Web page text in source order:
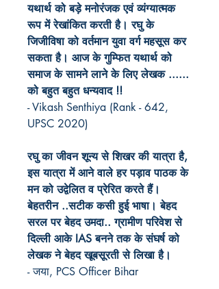
यथार्थ को बड़े मनोरंजक एवं व्यंग्यात्मक
रूप में रेखांकित करती है। रघु के
जिजीविषा को वर्तमान युवा वर्ग महसूस कर
सकता है। आज के गुम्फित यथार्थ को
समाज के सामने लाने के लिए लेखक ......
को बहुत बहुत धन्यवाद !!
- Vikash Senthiya (Rank - 642,
UPSC 2020)
रघु का जीवन शून्य से शिखर की यात्रा है,
इस यात्रा में आने वाले हर पड़ाव पाठक के
मन को उद्वेलित व प्रेरित करते हैं।
बेहतरीन ..सटीक कसी हुई भाषा। बेहद
सरल पर बेहद उमदा.. ग्रामीण परिवेश से
दिल्ली आके IAS बनने तक के संघर्ष को
लेखक ने बेहद खूबसूरती से लिखा है।
- जया, PCS Officer Bihar